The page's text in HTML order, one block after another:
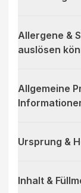
Allergene &
auslösen
Allgemeine
Ursprung &
Inhalt &